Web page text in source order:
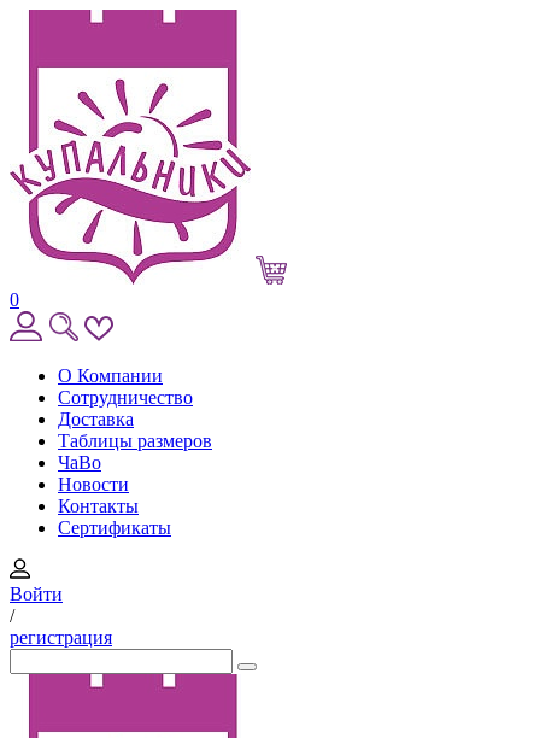
0
О Компании
Сотрудничество
Доставка
Таблицы размеров
ЧаВо
Новости
Контакты
Сертификаты
Войти
/
регистрация